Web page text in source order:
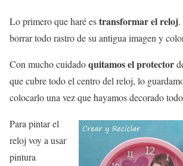
Lo primero que haré estransformar el reloj.
borrar todo rastro de su antigua imagen y
Con mucho cuidadoquitamos el protector
que cubre todo el centro del reloj, lo
colocarlo una vez que hayamos decorado
Para pintar el
reloj voy a usar
pintura